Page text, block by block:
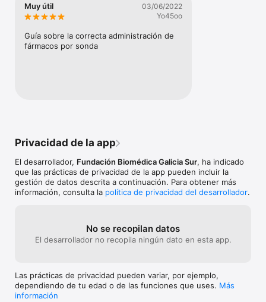
Muy útil
03/06/2022
Yo45oo
Guía sobre la correcta administración de
fármacos por sonda
Privacidad de la app
El desarrollador, Fundación Biomédica Galicia Sur, ha indicado
que las prácticas de privacidad de la app pueden incluir la
gestión de datos descrita a continuación. Para obtener más
información, consulta la política de privacidad del desarrollador.
No se recopilan datos
El desarrollador no recopila ningún dato en esta app.
Las prácticas de privacidad pueden variar, por ejemplo,
dependiendo de tu edad o de las funciones que uses. Más
información